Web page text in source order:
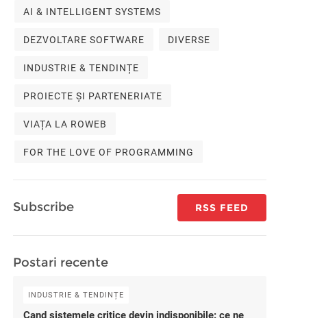
AI & INTELLIGENT SYSTEMS
DEZVOLTARE SOFTWARE DIVERSE
INDUSTRIE & TENDINȚE
PROIECTE ȘI PARTENERIATE
VIAȚA LA ROWEB
FOR THE LOVE OF PROGRAMMING
Subscribe RSS FEED
Postari recente
INDUSTRIE & TENDINȚE
Cand sistemele critice devin indisponibile: ce ne